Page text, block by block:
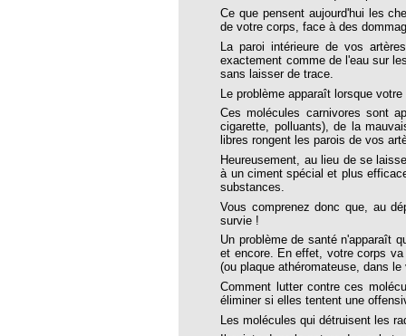
Ce que pensent aujourd'hui les
de votre corps, face à des
La paroi intérieure de vos
exactement comme de l'eau sur
sans laisser de trace.
Le problème apparaît lorsque
Ces molécules carnivores sont
cigarette, polluants), de la
libres rongent les parois de vos
Heureusement, au lieu de se
à un ciment spécial et plus
substances.
Vous comprenez donc que, au
survie !
Un problème de santé n'apparaît
et encore. En effet, votre corps
(ou plaque athéromateuse, dans
Comment lutter contre ces
éliminer si elles tentent une
Les molécules qui détruisent les